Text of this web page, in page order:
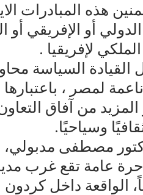
هذه المبادرات
أو الإفريقي أو
لإفريقيا .
السياسة
لمصر ،
المزيد من آفاق
وسياحيًا.
م أصدر الدكتور مصطفى
عامة تقع غرب
مساحة 187 فداناً، الواقعة